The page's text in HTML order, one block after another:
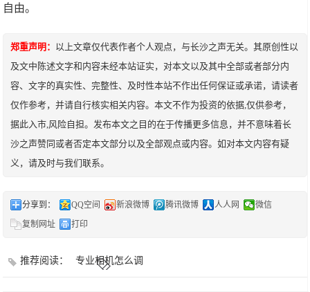
自由。
郑重声明： 以上文章仅代表作者个人观点，与长沙之声无关。其原创性以
及文中陈述文字和内容未经本站证实，对本文以及其中全部或者部分内
容、文字的真实性、完整性、及时性本站不作出任何保证或承诺，请读者
仅作参考，并请自行核实相关内容。本文不作为投资的依据,仅供参考，
据此入市,风险自担。发布本文之目的在于传播更多信息，并不意味着长
沙之声赞同或者否定本文部分以及全部观点或内容。如对本文内容有疑
义，请及时与我们联系。
分享到： QQ空间 新浪微博 腾讯微博 人人网
微信
复制网址
打印
推荐阅读： 专业相机怎么调